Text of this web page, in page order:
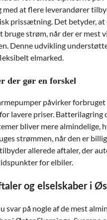
med at flere leverandører
prissætning. Det betyder, at
bruge strøm, når der er mest
Denne udvikling
elmarked.
der gør en forskel
påvirker forbruget
lavere priser. Batterilagring
bliver mere almindelige,
strømmen, når den er
allerede aftaler, der
for elbiler.
og elselskaber i
svar på nogle af de mest